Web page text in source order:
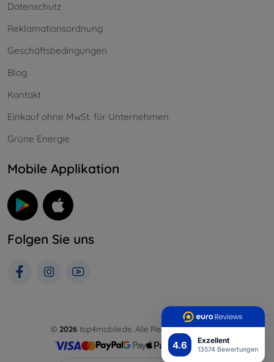
4.6 Exzellent
13574 Bewertungen
Datenschutz
Reklamationsordnung
Geschäftsbedingungen
Blog
Kontakt
Einkauf ohne MwSt. für Unternehmen
Grüne Energie
Mobile Applikation
Folgen Sie uns
© 2026 top4mobile.de. Alle Rechte vorbehalten.